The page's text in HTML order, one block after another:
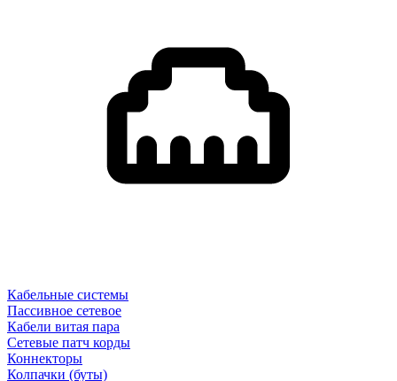
Кабельные системы
Пассивное сетевое
Кабели витая пара
Сетевые патч корды
Коннекторы
Колпачки (буты)